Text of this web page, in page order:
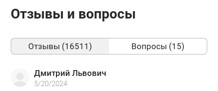
Отзывы и вопросы
Отзывы (16511) Вопросы (15)
Дмитрий Львович
5/20/2024